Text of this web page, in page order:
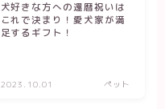
犬好きな方への還暦祝いは
これで決まり！愛犬家が満
足するギフト！
2023.10.01 ペット